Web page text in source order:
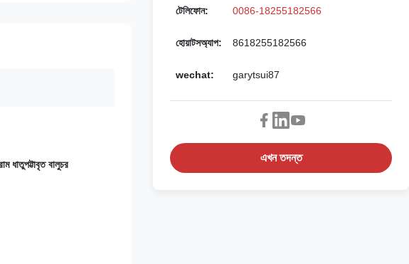
বালুচর
টেলিফোন: 0086-18255182566
হোয়াটসঅ্যাপ: 8618255182566
wechat: garytsui87
এখন তদন্ত